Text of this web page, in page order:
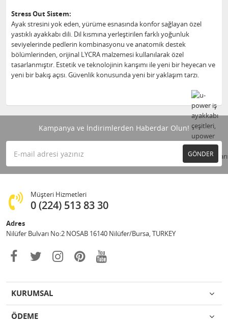
Stress Out Sistem:
Ayak stresini yok eden, yürüme esnasında konfor sağlayan özel
yastıklı ayakkabı dili. Dil kısmına yerleştirilen farklı yoğunluk
seviyelerinde pedlerin kombinasyonu ve anatomik destek
bölümlerinden, orijinal LYCRA malzemesi kullanılarak özel
tasarlanmıştır. Estetik ve teknolojinin karışımı ile yeni bir heyecan ve
yeni bir bakış açısı. Güvenlik konusunda yeni bir yaklaşım tarzı.
Kampanya ve İndirimlerden Haberdar Olun!
GÖNDER
Müşteri Hizmetleri
0 (224) 513 83 30
Adres
Nilüfer Bulvarı No:2 NOSAB 16140 Nilüfer/Bursa, TURKEY
KURUMSAL
ÖDEME